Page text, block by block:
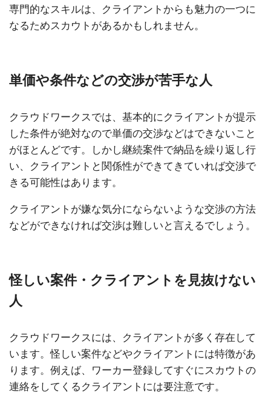
専門的なスキルは、クライアントからも魅力の一つに
なるためスカウトがあるかもしれません。
単価や条件などの交渉が苦手な人
クラウドワークスでは、基本的にクライアントが提示
した条件が絶対なので単価の交渉などはできないこと
がほとんどです。しかし継続案件で納品を繰り返し行
い、クライアントと関係性ができてきていれば交渉で
きる可能性はあります。
クライアントが嫌な気分にならないような交渉の方法
などができなければ交渉は難しいと言えるでしょう。
怪しい案件・クライアントを見抜けない
人
クラウドワークスには、クライアントが多く存在して
います。怪しい案件などやクライアントには特徴があ
ります。例えば、ワーカー登録してすぐにスカウトの
連絡をしてくるクライアントには要注意です。